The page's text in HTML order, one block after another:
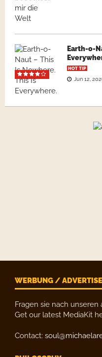
Earth-o-
HOT TIP
Jun 12,
WERBUNG /
Fragen sie nach
Get our latest MediaKit
Contact: